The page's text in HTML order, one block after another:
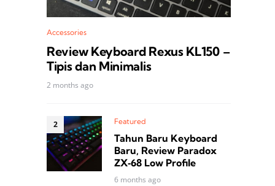
Accessories
Review Keyboard Rexus KL150 –
Tipis dan Minimalis
2 months ago
Featured
Tahun Baru Keyboard
Baru, Review Paradox
ZX‑68 Low Profile
6 months ago